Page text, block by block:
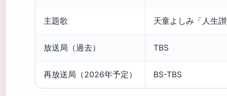
主題歌 天童よしみ「人生
放送局（過去） TBS
再放送局（2026年予定） BS-TBS